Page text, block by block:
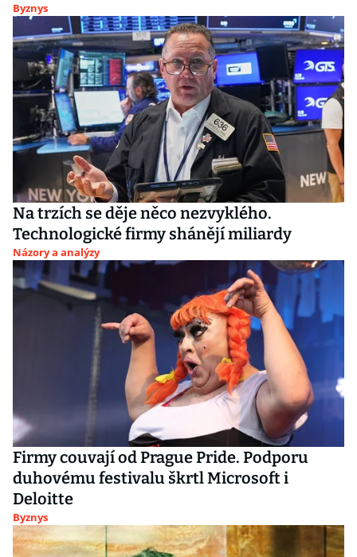
Byznys
Na trzích se děje něco nezvyklého.
Technologické firmy shánějí miliardy
Názory a analýzy
Firmy couvají od Prague Pride. Podporu
duhovému festivalu škrtl Microsoft i
Deloitte
Byznys